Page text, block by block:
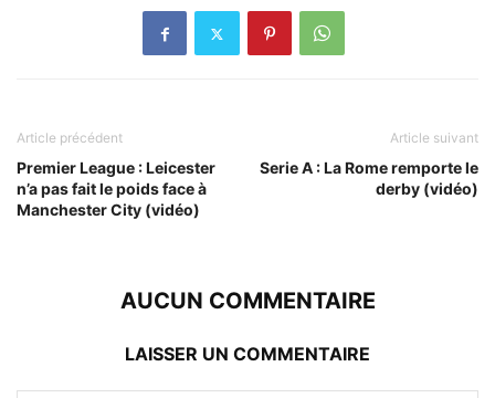
Article précédent
Premier League : Leicester
n’a pas fait le poids face à
Manchester City (vidéo)
Article suivant
Serie A : La Rome remporte le
derby (vidéo)
AUCUN COMMENTAIRE
LAISSER UN COMMENTAIRE